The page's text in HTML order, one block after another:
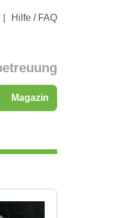
Hilfe / FAQ
Magazin